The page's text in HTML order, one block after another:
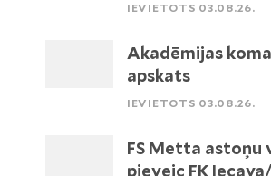
IEVIETOTS 03.08.26.
Akadēmijas
apskats
IEVIETOTS 03.08.26.
FS Metta astoņu
pieveic FK